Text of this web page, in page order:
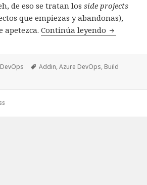
de eso se tratan losside projects
que empiezas y abandonas),
apetezca.Continúa leyendo Generar
Categorías
DevOps Etiquetas
Addin,Azure DevOps, Build